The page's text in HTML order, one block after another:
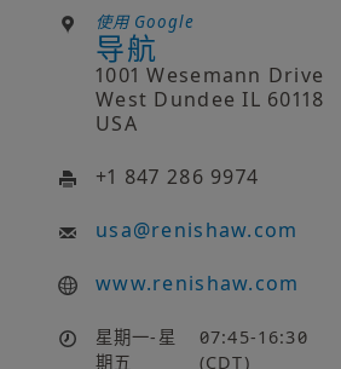
使用 Google
导航
1001 Wesemann Drive
West Dundee IL 60118
USA
+1 847 286 9974
usa@renishaw.com
www.renishaw.com
星期一-星
期五
07:45-16:30
(CDT)